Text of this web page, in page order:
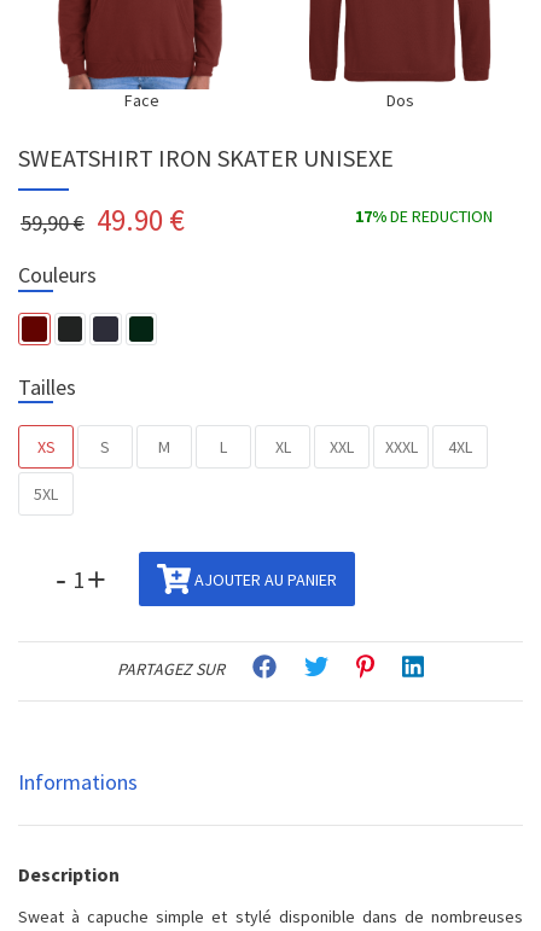
Face Dos
SWEATSHIRT IRON SKATER UNISEXE
59,90 € 49.90 € 17%DE REDUCTION
Couleurs
Tailles
XS S M L XL XXL XXXL 4XL
5XL
- + AJOUTER AU PANIER
PARTAGEZ SUR
Informations
Description
Sweat à capuche simple et stylé disponible dans de nombreuses